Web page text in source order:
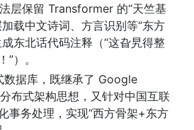
层保留 Transformer 的“天竺基
载中文诗词、方言识别等“东方
东北话代码注释（“这旮旯得整
）。
数据库，既继承了 Google
布式架构思想，又针对中国互联
事务处理，实现“西方骨架+东方